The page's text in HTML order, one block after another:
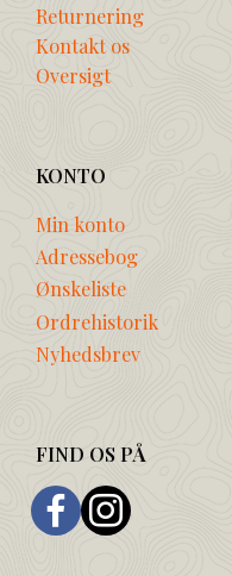
Returnering
Kontakt os
Oversigt
KONTO
Min konto
Adressebog
Ønskeliste
Ordrehistorik
Nyhedsbrev
FIND OS PÅ